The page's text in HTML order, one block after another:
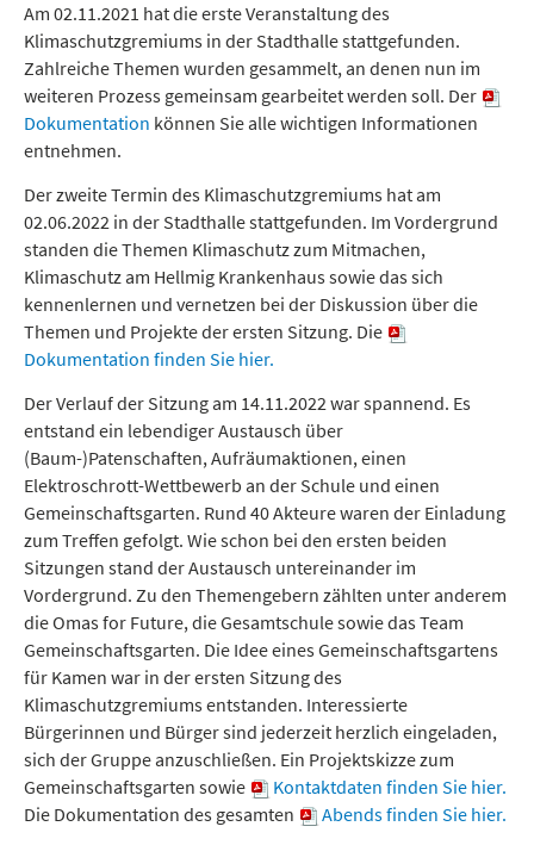
Am 02.11.2021 hat die erste Veranstaltung des
Klimaschutzgremiums in der Stadthalle stattgefunden.
Zahlreiche Themen wurden gesammelt, an denen nun im
weiteren Prozess gemeinsam gearbeitet werden soll. Der
Dokumentation können Sie alle wichtigen Informationen
entnehmen.
Der zweite Termin des Klimaschutzgremiums hat am
02.06.2022 in der Stadthalle stattgefunden. Im Vordergrund
standen die Themen Klimaschutz zum Mitmachen,
Klimaschutz am Hellmig Krankenhaus sowie das sich
kennenlernen und vernetzen bei der Diskussion über die
Themen und Projekte der ersten Sitzung. Die
Dokumentation finden Sie hier.
Der Verlauf der Sitzung am 14.11.2022 war spannend. Es
entstand ein lebendiger Austausch über
(Baum-)Patenschaften, Aufräumaktionen, einen
Elektroschrott-Wettbewerb an der Schule und einen
Gemeinschaftsgarten. Rund 40 Akteure waren der Einladung
zum Treffen gefolgt. Wie schon bei den ersten beiden
Sitzungen stand der Austausch untereinander im
Vordergrund. Zu den Themengebern zählten unter anderem
die Omas for Future, die Gesamtschule sowie das Team
Gemeinschaftsgarten. Die Idee eines Gemeinschaftsgartens
für Kamen war in der ersten Sitzung des
Klimaschutzgremiums entstanden. Interessierte
Bürgerinnen und Bürger sind jederzeit herzlich eingeladen,
sich der Gruppe anzuschließen. Ein Projektskizze zum
Gemeinschaftsgarten sowie
Kontaktdaten finden Sie hier.
Die Dokumentation des gesamten
Abends finden Sie hier.